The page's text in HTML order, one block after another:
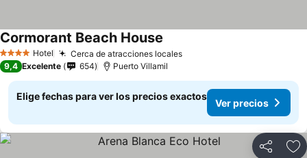
4 EstrellasHotel Cerca de atracciones localesVer precios
Cormorant Beach House
9,4 Excelente 654 Puerto Villamil
Elige fechas para ver los precios exactos
Ver precios
Compartir